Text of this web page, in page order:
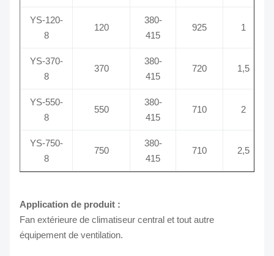
YS-120-
8
120
380-
415
925 1
YS-370-
8
370
380-
415
720 1,5
YS-550-
8
550
380-
415
710 2
YS-750-
8
750
380-
415
710 2,5
Application de produit :
Fan extérieure de climatiseur central et tout autre
équipement de ventilation.